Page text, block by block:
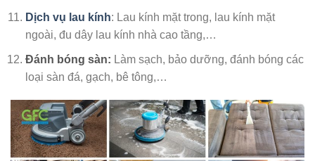
Dịch vụ lau kính: Lau kính mặt trong, lau kính mặt
ngoài, đu dây lau kính nhà cao tầng,…
Đánh bóng sàn: Làm sạch, bảo dưỡng, đánh bóng các
loại sàn đá, gạch, bê tông,…